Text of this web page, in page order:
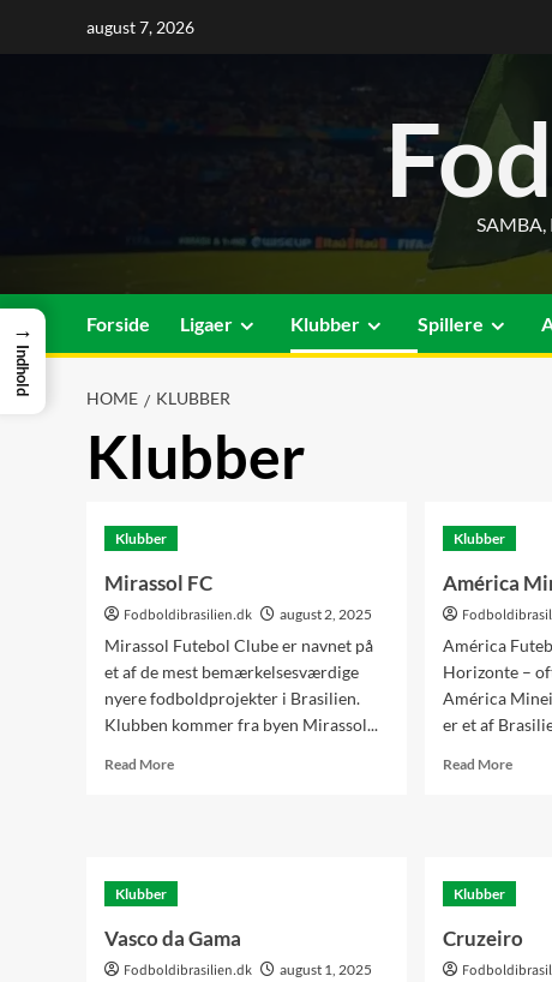
august 7, 2026
SAMBA,
Forside Ligaer Klubber Spillere
HOME KLUBBER
Klubber
Klubber
Mirassol FC
Fodboldibrasilien.dk august 2, 2025
Mirassol Futebol Clube er navnet på
et af de mest bemærkelsesværdige
nyere fodboldprojekter i Brasilien.
Klubben kommer fra byen Mirassol...
Read MoreRead
Klubber
América
América
Horizonte –
América
er et af
Read MoreRead
Klubber
Vasco da Gama
Fodboldibrasilien.dk august 1, 2025
Klubber
Cruzeiro
→
Indhold